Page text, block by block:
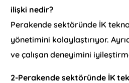
ilişki nedir?
Perakende sektöründe İK
yönetimini kolaylaştırıyor.
ve çalışan deneyimini
2-Perakende sektöründe İK